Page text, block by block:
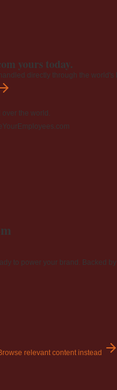
yours today.
directly through the world's
over the world.
to power your brand. Backed
relevant content instead